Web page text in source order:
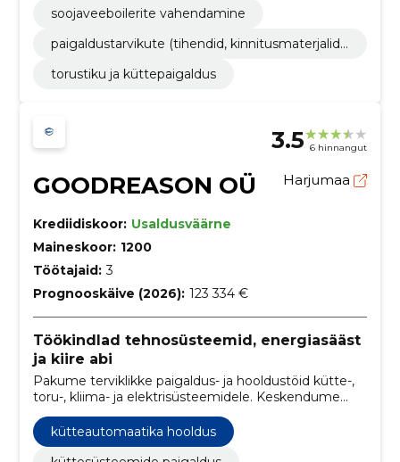
soojaveeboilerite vahendamine
paigaldustarvikute (tihendid, kinnitusmaterjalid)
torustiku ja küttepaigaldus
3.5 6 hinnangut
GOODREASON OÜ Harjumaa
Krediidiskoor: Usaldusväärne
Maineskoor: 1200
Töötajaid: 3
Prognooskäive (2026): 123 334 €
Töökindlad tehnosüsteemid, energiasääst
ja kiire abi
Pakume terviklikke paigaldus- ja hooldustöid kütte-,
toru-, kliima- ja elektrisüsteemidele. Keskendume
töökindlusele, energiasäästule ja kiirele
reageerimisele.
kütteautomaatika hooldus